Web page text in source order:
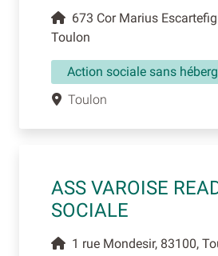
673 Cor Marius
Toulon
Action sociale sans
Toulon
ASS VAROISE
SOCIALE
1 rue Mondesir, 83100,